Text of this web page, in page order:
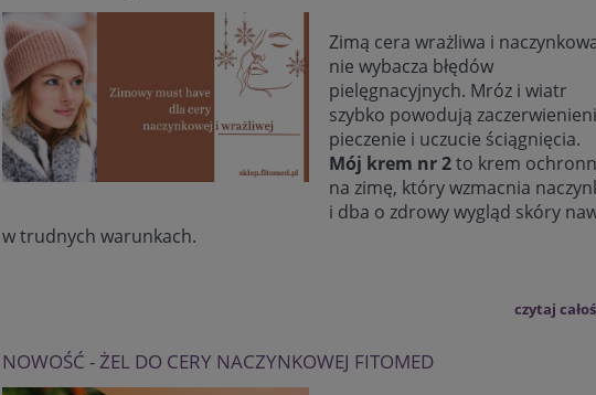
Zimą cera wrażliwa i
nie wybacza błędów
pielęgnacyjnych. Mróz i wiatr
szybko powodują
pieczenie i uczucie ściągnięcia.
Mój krem nr 2to krem
na zimę, który wzmacnia
i dba o zdrowy wygląd skóry
w trudnych warunkach.
czytaj
NOWOŚĆ - ŻEL DO CERY NACZYNKOWEJ FITOMED